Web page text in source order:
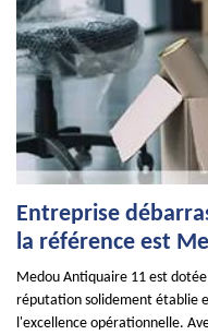
Entreprise
la référence est
Medou Antiquaire 11 est
réputation solidement établie
l'excellence opérationnelle.